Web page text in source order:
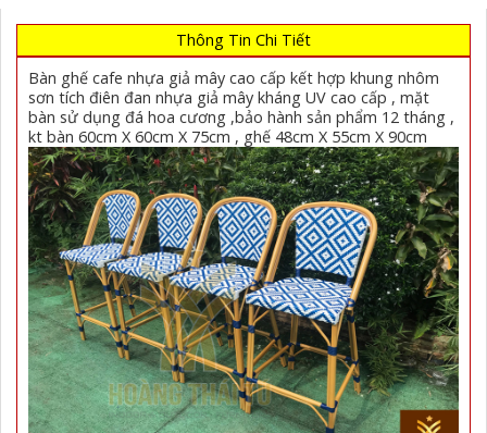
Thông Tin Chi Tiết
Bàn ghế cafe nhựa giả mây cao cấp kết hợp khung nhôm
sơn tích điên đan nhựa giả mây kháng UV cao cấp , mặt
bàn sử dụng đá hoa cương ,bảo hành sản phẩm 12 tháng ,
kt bàn 60cm X 60cm X 75cm , ghế 48cm X 55cm X 90cm